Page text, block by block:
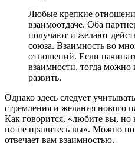
Любые крепкие
взаимоотдаче. Оба
получают и желают
союза. Взаимность во
отношений. Если
взаимности, тогда
развить.
Однако здесь следует
стремления и желания нового
Как говорится, «любите вы, но
но не нравитесь вы». Можно
отвечает вам взаимностью.